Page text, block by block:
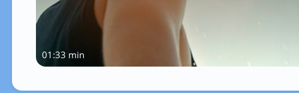
01:33 min